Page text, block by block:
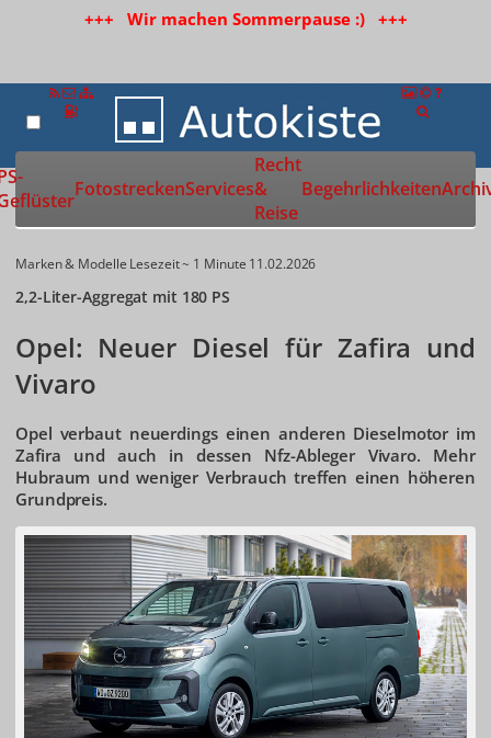
+++ Wir machen Sommerpause :) +++
Zur Startseite
FotostreckenServices
Recht
&
Reise
Begehrlichkeiten
Marken & Modelle Lesezeit ~ 1 Minute 11.02.2026
2,2-Liter-Aggregat mit 180 PS
Opel: Neuer Diesel für Zafira und
Vivaro
Opel verbaut neuerdings einen anderen Dieselmotor im
Zafira und auch in dessen Nfz-Ableger Vivaro. Mehr
Hubraum und weniger Verbrauch treffen einen höheren
Grundpreis.